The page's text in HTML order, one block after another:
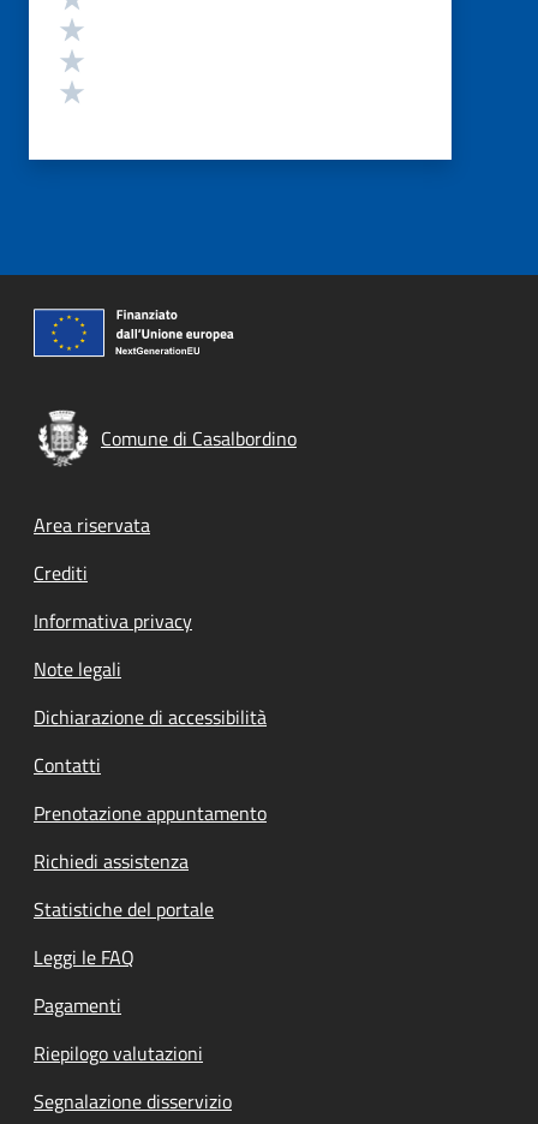
Comune di Casalbordino
Footer menu
Area riservata
Crediti
Informativa privacy
Note legali
Dichiarazione di accessibilità
Contatti
Prenotazione appuntamento
Richiedi assistenza
Statistiche del portale
Leggi le FAQ
Pagamenti
Riepilogo valutazioni
Segnalazione disservizio